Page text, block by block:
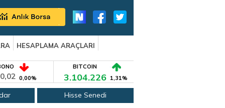
HESAPLAMA ARAÇLARI
0,00%
BITCOIN
3.104.226 1,31%
Hisse Senedi